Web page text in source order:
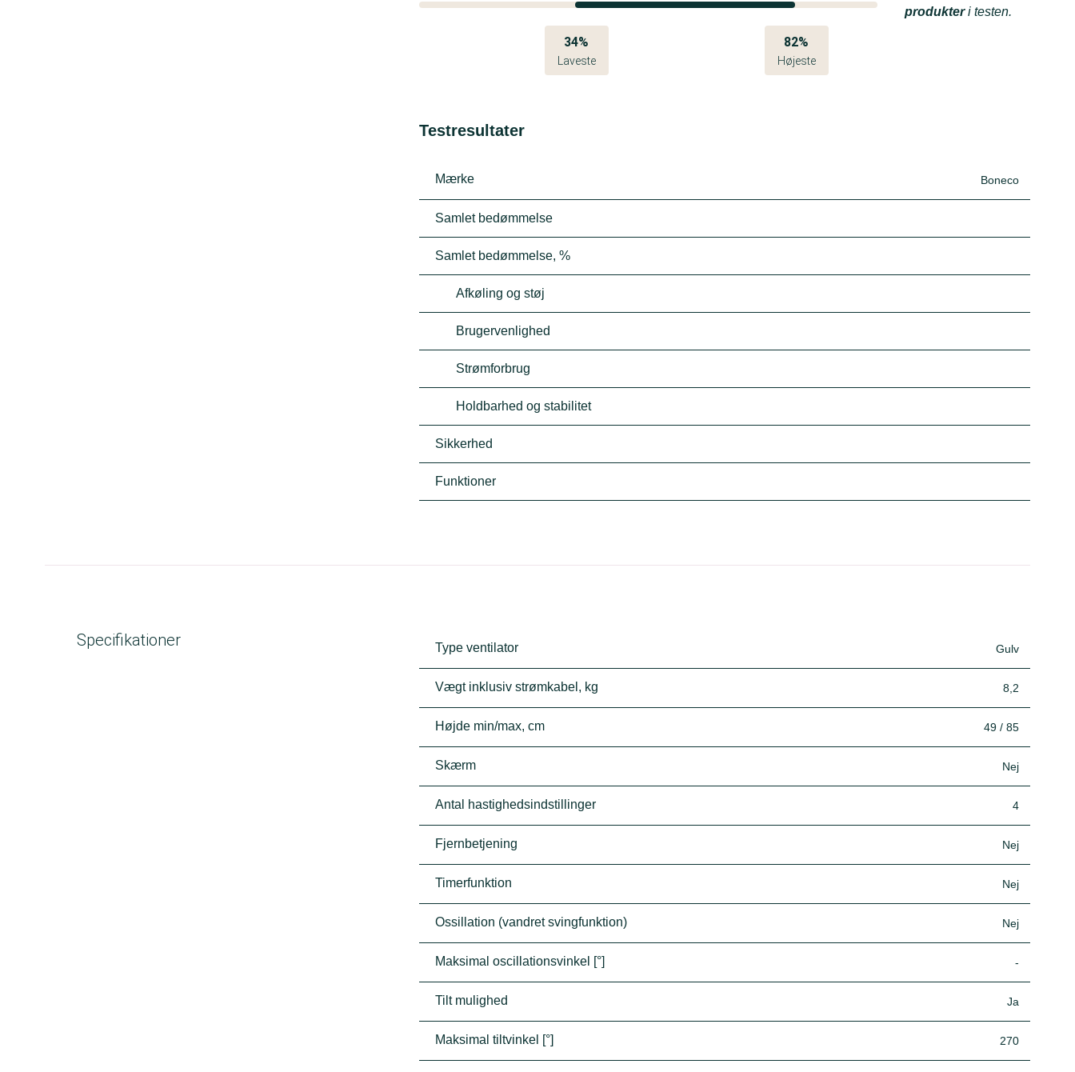
34%
Laveste
82%
Højeste
produkteri testen.
Testresultater
Mærke Boneco
Samlet bedømmelse
Samlet bedømmelse, %
Afkøling og støj
Brugervenlighed
Strømforbrug
Holdbarhed og stabilitet
Sikkerhed
Funktioner
Specifikationer Type ventilator Gulv
Vægt inklusiv strømkabel, kg 8,2
Højde min/max, cm 49 / 85
Skærm Nej
Antal hastighedsindstillinger 4
Fjernbetjening Nej
Timerfunktion Nej
Ossillation (vandret svingfunktion) Nej
Maksimal oscillationsvinkel [°] -
Tilt mulighed Ja
Maksimal tiltvinkel [°] 270